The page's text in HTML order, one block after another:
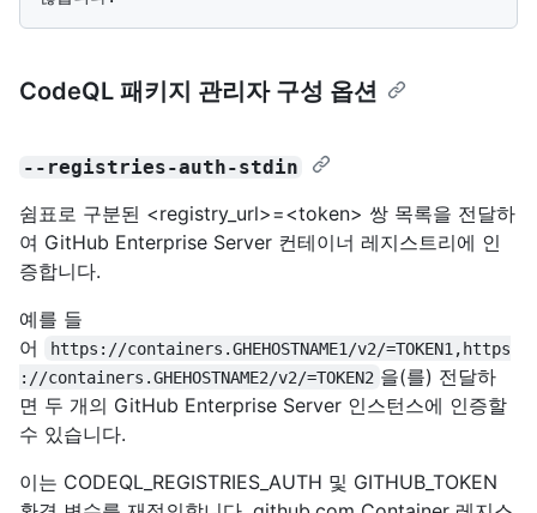
CodeQL 패키지 관리자 구성 옵션
--registries-auth-stdin
쉼표로 구분된 <registry_url>=<token> 쌍 목록을 전달하
여 GitHub Enterprise Server 컨테이너 레지스트리에 인
증합니다.
예를 들
어
https://containers.GHEHOSTNAME1/v2/=TOKEN1,https
://containers.GHEHOSTNAME2/v2/=TOKEN2 을(를) 전달하
면 두 개의 GitHub Enterprise Server 인스턴스에 인증할
수 있습니다.
이는 CODEQL_REGISTRIES_AUTH 및 GITHUB_TOKEN